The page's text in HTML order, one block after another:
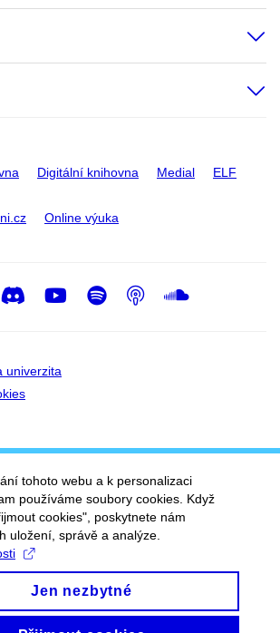
Digitální knihovna Medial ELF
Online výuka
univerzita
DiscordYoutube
Spotify
Podcast
tohoto webu a k personalizaci
používáme soubory cookies. Když
cookies", poskytnete nám
uložení, správě a analýze.
Jen nezbytné